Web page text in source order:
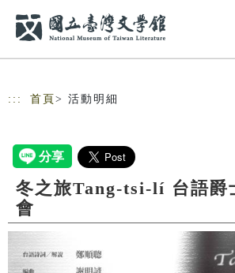
::: 首頁 > 活動明細
冬之旅Tang-tsi-lí 台語爵
會